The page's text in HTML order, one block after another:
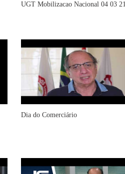
UGT Mobilizacao Nacional 04 03
Dia do Comerciário